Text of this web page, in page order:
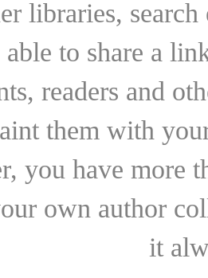
libraries,
to share a
readers and
them with
you have more
own author
it